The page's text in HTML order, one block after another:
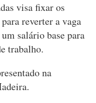
visa fixar os
reverter a vaga
salário base para
trabalho.
na